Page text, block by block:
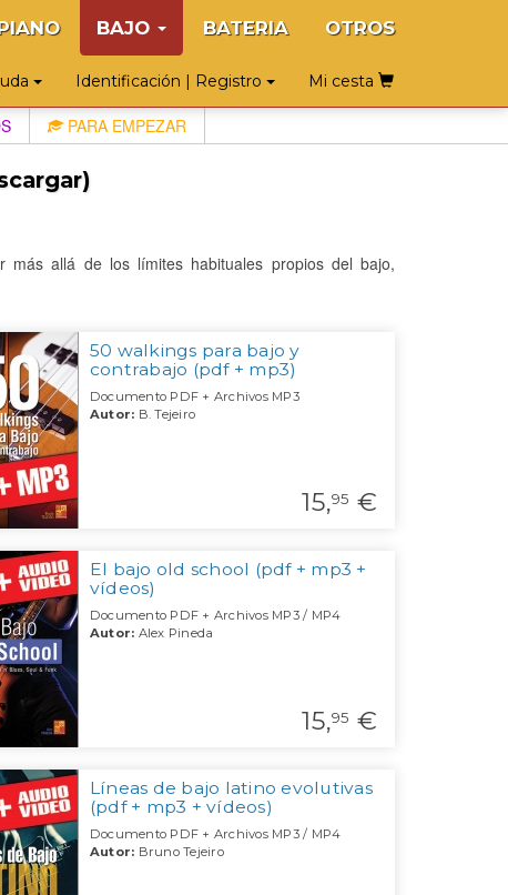
BAJO BATERIA OTROS
Identificación | Registro Mi cesta
PARA EMPEZAR
más allá de los límites habituales propios del bajo,
50 walkings para bajo y
contrabajo (pdf + mp3)
Documento PDF + Archivos MP3
Autor: B. Tejeiro
15,95 €
El bajo old school (pdf + mp3 +
vídeos)
Documento PDF + Archivos MP3 / MP4
Autor: Alex Pineda
15,95 €
Líneas de bajo latino evolutivas
(pdf + mp3 + vídeos)
Documento PDF + Archivos MP3 / MP4
Autor: Bruno Tejeiro